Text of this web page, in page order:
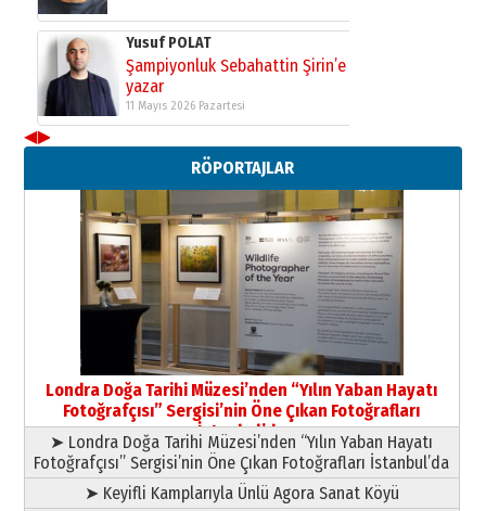
Yusuf POLAT
Şampiyonluk Sebahattin Şirin’e
yazar
11 Mayıs 2026 Pazartesi
Neşat YALÇIN
Paranın Aile Kültüründeki Yeri
03 Ağustos 2026 Pazartesi
Yıldırım Gündoğdu
HAVVA’NIN ÜÇ KIZI
09 Temmuz 2026 Perşembe
Yusuf POLAT
Şampiyonluk Sebahattin Şirin’e
yazar
11 Mayıs 2026 Pazartesi
◀▶
RÖPORTAJLAR
Londra Doğa Tarihi Müzesi’nden “Yılın Yaban Hayatı
Fotoğrafçısı” Sergisi’nin Öne Çıkan Fotoğrafları
İstanbul’da
➤ Londra Doğa Tarihi Müzesi’nden “Yılın Yaban Hayatı
Fotoğrafçısı” Sergisi’nin Öne Çıkan Fotoğrafları İstanbul’da
➤ Keyifli Kamplarıyla Ünlü Agora Sanat Köyü